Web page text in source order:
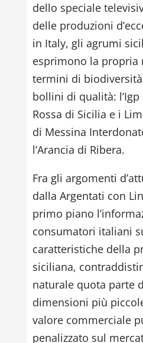
dello speciale
delle produzioni
in Italy, gli agrumi
esprimono la propria
termini di
bollini di qualità: l’Igp
Rossa di Sicilia e i
di Messina
l’Arancia di Ribera.
Fra gli argomenti
dalla Argentati con
primo piano
consumatori italiani
caratteristiche della
siciliana,
naturale quota parte
dimensioni più
valore commerciale
penalizzato sul